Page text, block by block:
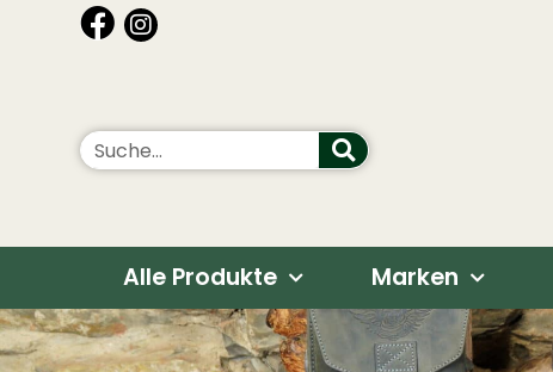
Alle Produkte Marken